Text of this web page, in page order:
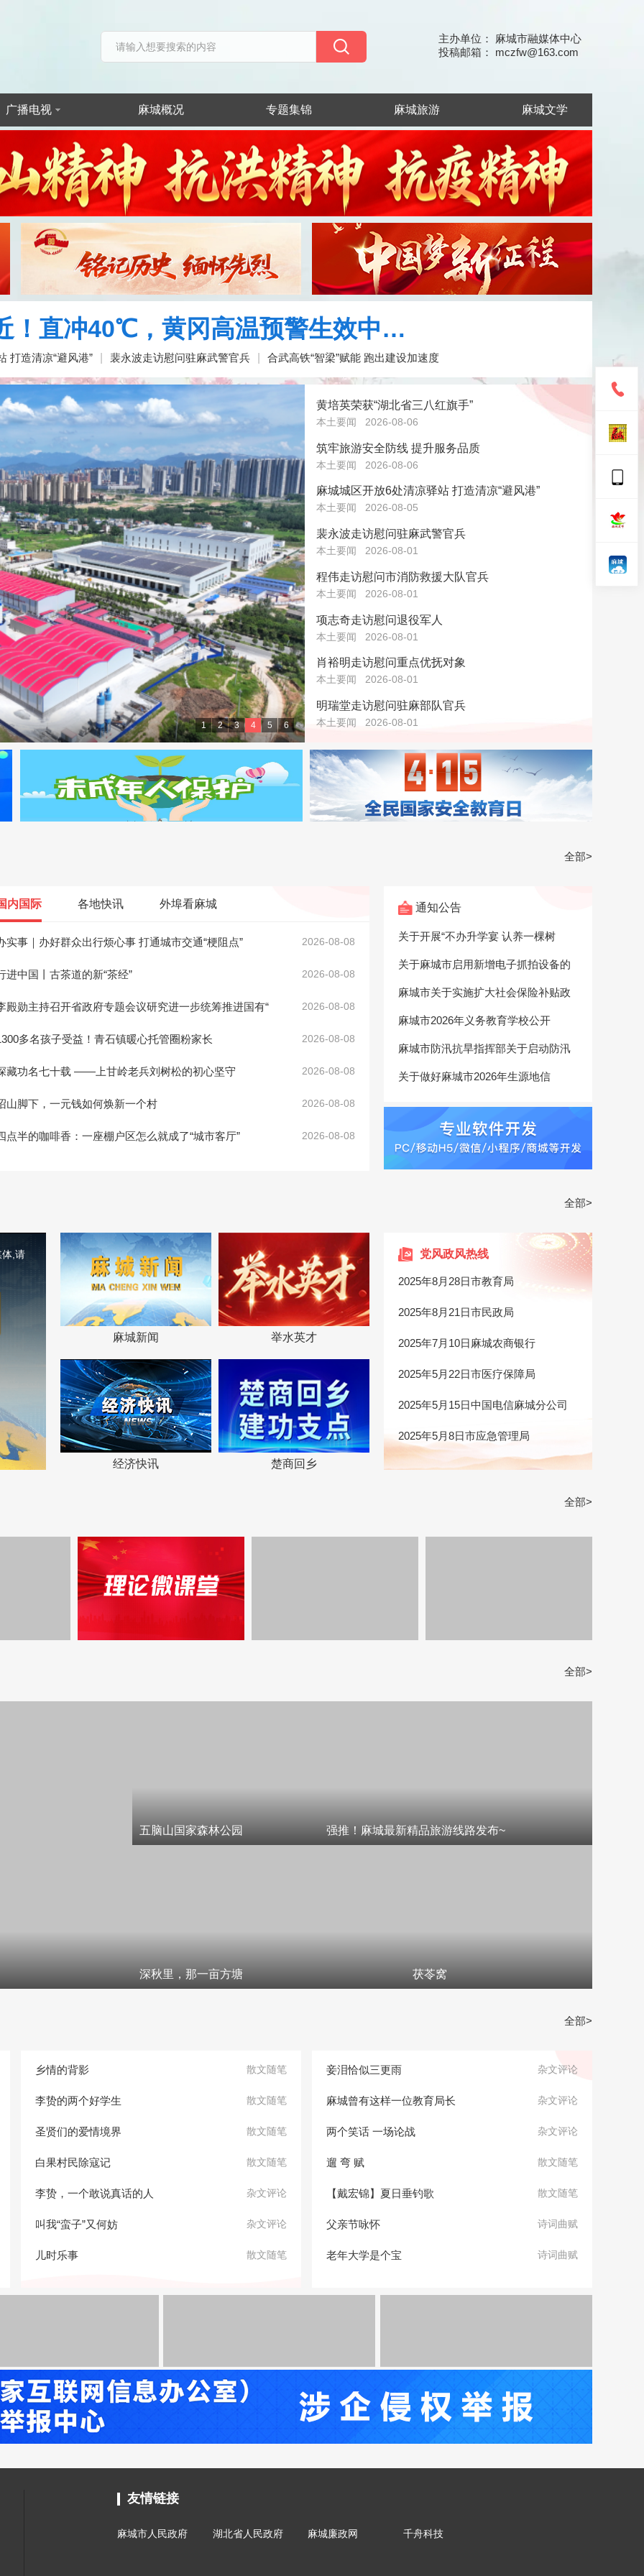
主办单位： 麻城市融媒体中心
投稿邮箱： mczfw@163.com
广播电视 麻城概况 专题集锦 麻城旅游 麻城文学
！直冲40℃，黄冈高温预警生效中…
打造清凉“避风港” 裴永波走访慰问驻麻武警官兵 合武高铁“智梁”赋能 跑出建设加速度
舞台 1 2 3 4 5 6
黄培英荣获“湖北省三八红旗手”
本土要闻 2026-08-06
筑牢旅游安全防线 提升服务品质
本土要闻 2026-08-06
麻城城区开放6处清凉驿站 打造清凉“避风港”
本土要闻 2026-08-05
裴永波走访慰问驻麻武警官兵
本土要闻 2026-08-01
程伟走访慰问市消防救援大队官兵
本土要闻 2026-08-01
项志奇走访慰问退役军人
本土要闻 2026-08-01
肖裕明走访慰问重点优抚对象
本土要闻 2026-08-01
明瑞堂走访慰问驻麻部队官兵
本土要闻 2026-08-01
全部>
内国际 各地快讯 外埠看麻城
实事｜办好群众出行烦心事 打通城市交通“梗阻点” 2026-08-08
进中国丨古茶道的新“茶经” 2026-08-08
殿勋主持召开省政府专题会议研究进一步统筹推进国有“ 2026-08-08
多名孩子受益！青石镇暖心托管圈粉家长 2026-08-08
藏功名七十载 ——上甘岭老兵刘树松的初心坚守 2026-08-08
山脚下，一元钱如何焕新一个村 2026-08-08
点半的咖啡香：一座棚户区怎么就成了“城市客厅” 2026-08-08
通知公告
关于开展“不办升学宴 认养一棵树
关于麻城市启用新增电子抓拍设备的
麻城市关于实施扩大社会保险补贴政
麻城市2026年义务教育学校公开
麻城市防汛抗旱指挥部关于启动防汛
关于做好麻城市2026年生源地信
全部>
体,请
麻城新闻 举水英才
经济快讯 楚商回乡
党风政风热线
2025年8月28日市教育局
2025年8月21日市民政局
2025年7月10日麻城农商银行
2025年5月22日市医疗保障局
2025年5月15日中国电信麻城分公司
2025年5月8日市应急管理局
全部>
全部>
五脑山国家森林公园 强推！麻城最新精品旅游线路发布~
深秋里，那一亩方塘 茯苓窝
全部>
乡情的背影 散文随笔
李贽的两个好学生 散文随笔
圣贤们的爱情境界 散文随笔
白果村民除寇记 散文随笔
李贽，一个敢说真话的人 杂文评论
叫我“蛮子”又何妨 杂文评论
儿时乐事 散文随笔
妾泪恰似三更雨 杂文评论
麻城曾有这样一位教育局长 杂文评论
两个笑话 一场论战 杂文评论
遛 弯 赋 散文随笔
【戴宏锦】夏日垂钓歌 散文随笔
父亲节咏怀 诗词曲赋
老年大学是个宝 诗词曲赋
友情链接
麻城市人民政府 湖北省人民政府 麻城廉政网 千舟科技